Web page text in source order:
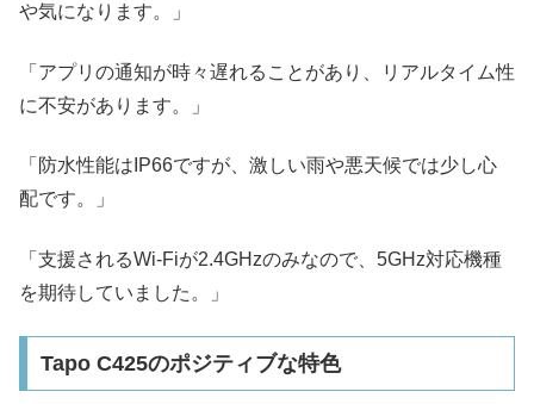
や気になります。」
「アプリの通知が時々遅れることがあり、リアルタイム性
に不安があります。」
「防水性能はIP66ですが、激しい雨や悪天候では少し心
配です。」​
「支援されるWi-Fiが2.4GHzのみなので、5GHz対応機種
を期待していました。」​
Tapo C425のポジティブな特色